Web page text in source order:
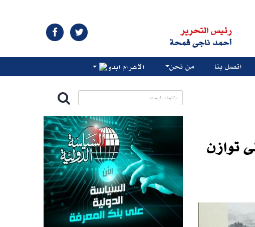
رئيس التحرير
أحمد ناجى قمحة
اتصل بنا من نحن الاهرام ابدو
توازن